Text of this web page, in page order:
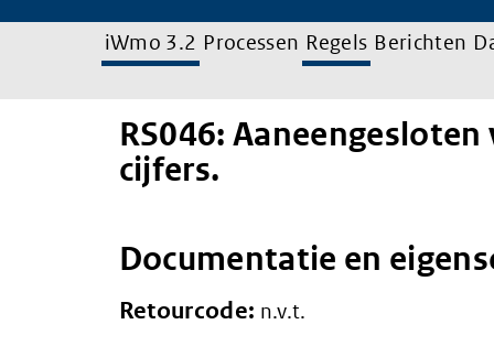
iWmo 3.2 Processen Regels Berichten
RS046:
cijfers.
Documentatie en
Retourcode: n.v.t.